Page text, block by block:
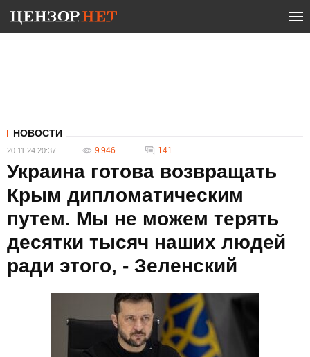
НОВОСТИ
20.11.24 20:37 9 946 141
Украина готова возвращать
Крым дипломатическим
путем. Мы не можем терять
десятки тысяч наших людей
ради этого, - Зеленский